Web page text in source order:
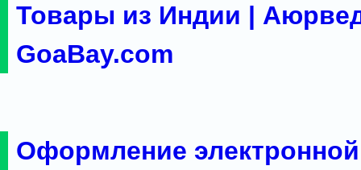
Товары из Индии |
GoaBay.com
Оформление электронной